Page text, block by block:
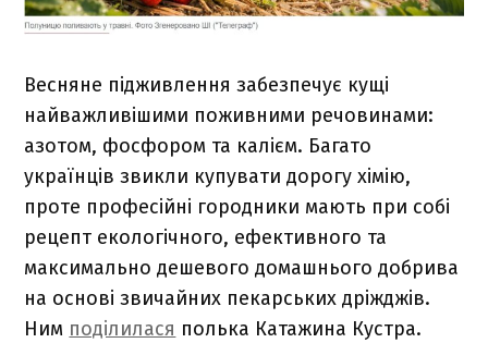
Весняне підживлення забезпечує кущі
найважливішими поживними речовинами:
азотом, фосфором та калієм. Багато
українців звикли купувати дорогу хімію,
проте професійні городники мають при собі
рецепт екологічного, ефективного та
максимально дешевого домашнього добрива
на основі звичайних пекарських дріжджів.
Ним поділилася полька Катажина Кустра.